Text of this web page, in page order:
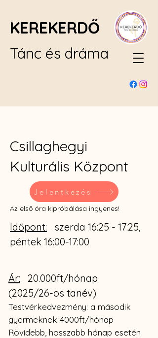
KEREKERDŐ
Tánc és dráma
Csillaghegyi
Kulturális Központ
Jelentkezés
Az első óra kipróbálása ingyenes!
Időpont: szerda 16:25 - 17:25,
péntek 16:00-17:00
Ár: 20.000ft/hónap
(2025/26-os tanév)
Testvérkedvezmény: a második
gyermeknek 4000ft/hónap
Rövidebb, hosszabb hónap esetén